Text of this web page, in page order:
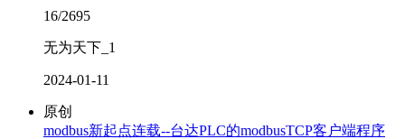
16/2695
无为天下_1
2024-01-11
原创
modbus新起点连载--台达PLC的modbusTCP客户端程序